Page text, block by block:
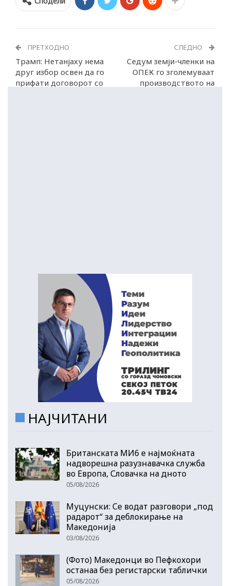
ПРЕТХОДНО
Трамп: Нетанјаху нема
друг избор освен да го
прифати договорот со
СЛЕДНО
Седум земји-членки на
ОПЕК го зголемуваат
производството на
НАЈЧИТАНИ
Британската МИ6 е најмоќната
надворешна разузнавачка служба
во Европа, Словачка на дното
05/08/2026
Муцунски: Се водат разговори „под
радарот“ за деблокирање на
Македонија
03/08/2026
(Фото) Македонци во Пефкохори
останаа без регистарски таблички
05/08/2026